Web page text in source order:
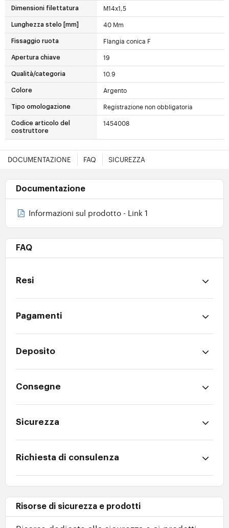
Dimensioni filettatura M14x1,5
Lunghezza stelo [mm] 40 Mm
Fissaggio ruota Flangia conica F
Apertura chiave 19
Qualità/categoria 10.9
Colore Argento
Tipo omologazione Registrazione non obbligatoria
Codice articolo del
costruttore
1454008
DOCUMENTAZIONE FAQ SICUREZZA
Documentazione
Informazioni sul prodotto - Link 1
FAQ
Resi
Pagamenti
Deposito
Consegne
Sicurezza
Richiesta di consulenza
Risorse di sicurezza e prodotti